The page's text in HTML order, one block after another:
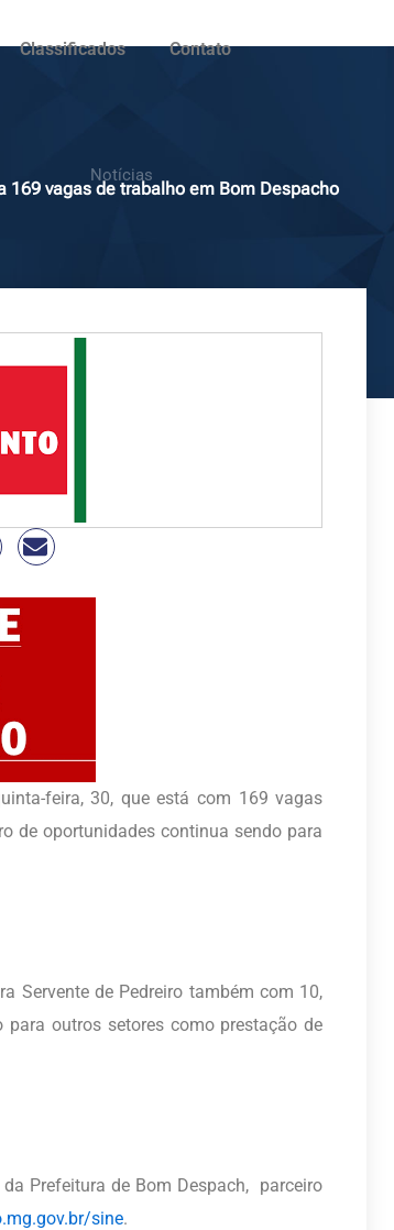
Classificados Contato
Notícias
169 vagas de trabalho em Bom Despacho
feira, 30, que está com 169 vagas
de oportunidades continua sendo para
Servente de Pedreiro também com 10,
outros setores como prestação de
Prefeitura de Bom Despach, parceiro
sine.